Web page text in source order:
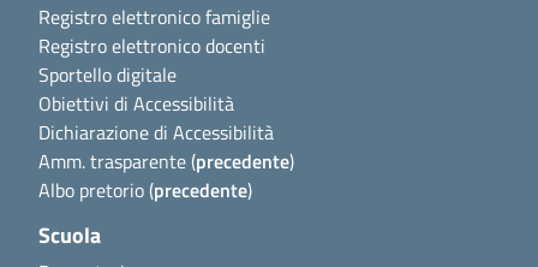
Registro elettronico famiglie
Registro elettronico docenti
Sportello digitale
Obiettivi di Accessibilità
Dichiarazione di Accessibilità
Amm. trasparente (precedente)
Albo pretorio (precedente)
Scuola